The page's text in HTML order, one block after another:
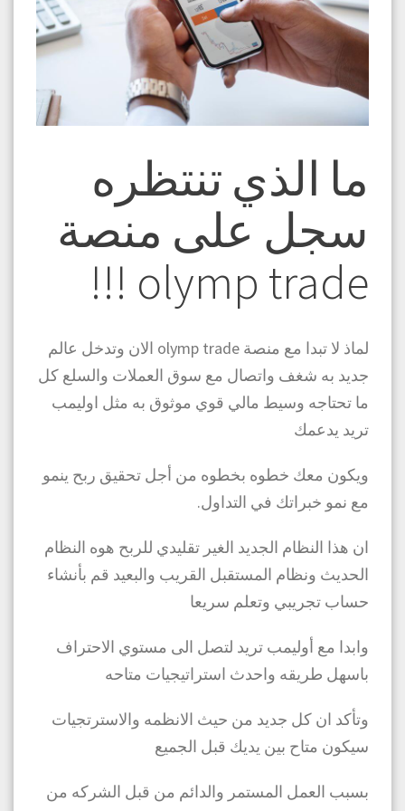
ما الذي تنتظره
سجل على منصة
olymp trade !!!
لماذ لا تبدا مع منصة olymp trade الان وتدخل عالم
جديد به شغف واتصال مع سوق العملات والسلع كل
ما تحتاجه وسيط مالي قوي موثوق به مثل اوليمب
تريد يدعمك
ويكون معك خطوه بخطوه من أجل تحقيق ربح ينمو
مع نمو خبراتك في التداول.
ان هذا النظام الجديد الغير تقليدي للربح هوه النظام
الحديث ونظام المستقبل القريب والبعيد قم بأنشاء
حساب تجريبي وتعلم سريعا
وابدا مع أوليمب تريد لتصل الى مستوي الاحتراف
باسهل طريقه واحدث استراتيجيات متاحه
وتأكد ان كل جديد من حيث الانظمه والاسترتجيات
سيكون متاح بين يديك قبل الجميع
بسبب العمل المستمر والدائم من قبل الشركه من